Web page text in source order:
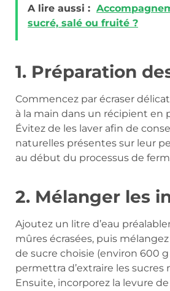
A lire aussi :
sucré, salé ou fruité ?
1. Préparation
Commencez par écraser
à la main dans un récipient en
Évitez de les laver afin de
naturelles présentes sur leur
au début du processus de
2. Mélanger les
Ajoutez un litre d’eau
mûres écrasées, puis
de sucre choisie (environ 600 g
permettra d’extraire les sucres
Ensuite, incorporez la levure